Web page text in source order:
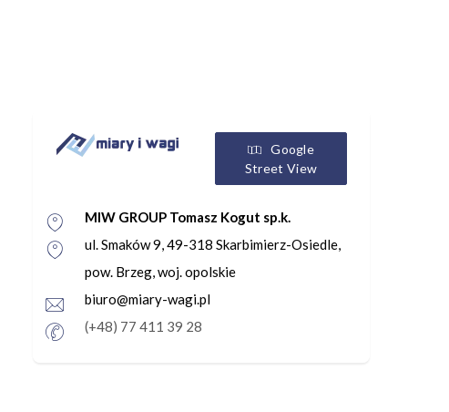
Google
Street View
MIW GROUP Tomasz Kogut sp.k.
ul. Smaków 9, 49-318 Skarbimierz-Osiedle,
pow. Brzeg, woj. opolskie
biuro@miary-wagi.pl
(+48) 77 411 39 28